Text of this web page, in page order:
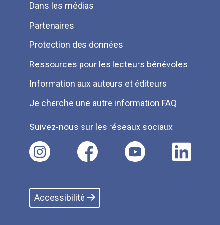
Dans les médias
Partenaires
Protection des données
Ressources pour les lecteurs bénévoles
Information aux auteurs et éditeurs
Je cherche une autre information FAQ
Suivez-nous sur les réseaux sociaux
Accessibilité